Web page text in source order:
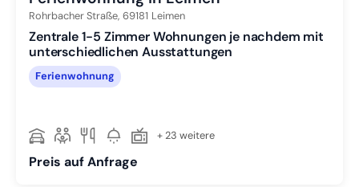
Rohrbacher Straße, 69181 Leimen
Zentrale 1-5 Zimmer Wohnungen je nachdem mit
unterschiedlichen Ausstattungen
Ferienwohnung
+ 23 weitere
Preis auf Anfrage